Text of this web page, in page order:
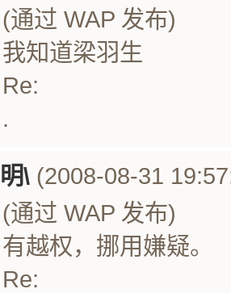
(通过 WAP 发布)
我知道梁羽生
Re:
.
明\ (2008-08-31
(通过 WAP 发布)
有越权，挪用嫌疑。
Re: